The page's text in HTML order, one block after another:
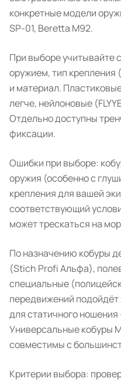
конкретные модели
SP-01, Beretta M92.
При выборе учитывайте
оружием, тип крепления
и материал.
легче, нейлоновые
Отдельно доступны
фиксации.
Ошибки при выборе:
оружия (особенно с
крепления для вашей
соответствующий
может трескаться на
По назначению кобуры
(Stich Profi Альфа),
специальные
передвижений подойдёт
для статичного
Универсальные кобуры
совместимы с
Критерии выбора: